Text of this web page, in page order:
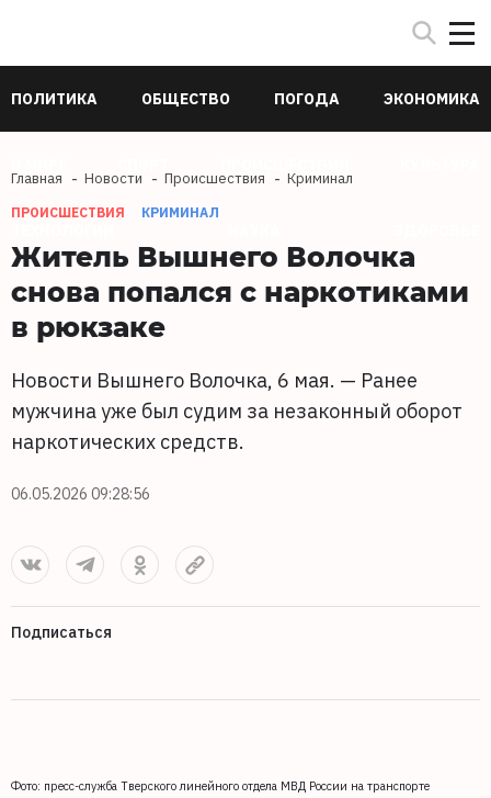
ПОЛИТИКА ОБЩЕСТВО ПОГОДА ЭКОНОМИКА
Главная Новости Происшествия Криминал
ПРОИСШЕСТВИЯ КРИМИНАЛ
Житель Вышнего Волочка
снова попался с наркотиками
в рюкзаке
Новости Вышнего Волочка, 6 мая. — Ранее
мужчина уже был судим за незаконный оборот
наркотических средств.
06.05.2026 09:28:56
Подписаться
Фото: пресс-служба Тверского линейного отдела МВД России на транспорте